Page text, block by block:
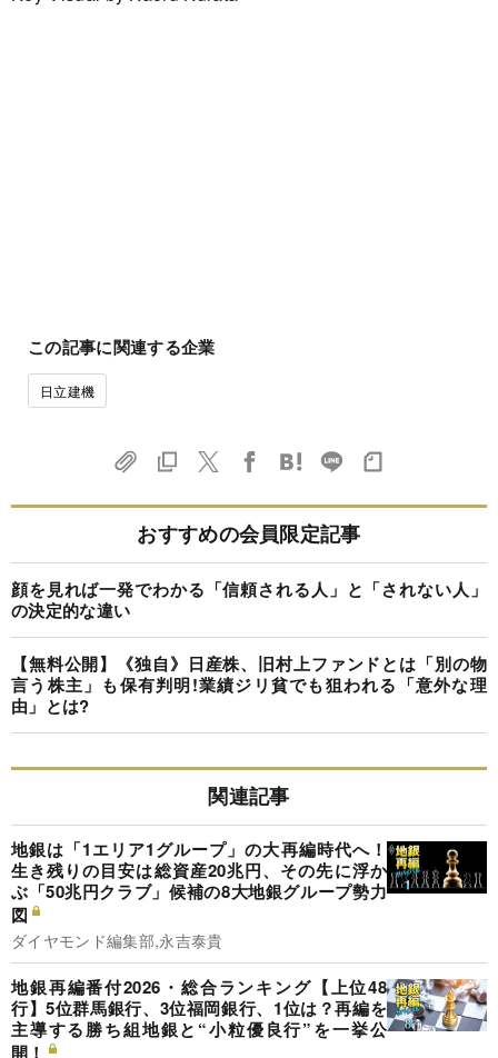
この記事に関連する企業
日立建機
おすすめの会員限定記事
顔を見れば一発でわかる「信頼される人」と「されない人」
の決定的な違い
【無料公開】《独自》日産株、旧村上ファンドとは「別の物
言う株主」も保有判明!業績ジリ貧でも狙われる「意外な理
由」とは?
関連記事
地銀は「1エリア1グループ」の大再編時代へ！
生き残りの目安は総資産20兆円、その先に浮か
ぶ「50兆円クラブ」候補の8大地銀グループ勢力
図
ダイヤモンド編集部,永吉泰貴
地銀再編番付2026・総合ランキング【上位48
行】5位群馬銀行、3位福岡銀行、1位は？再編を
主導する勝ち組地銀と“小粒優良行”を一挙公
開！